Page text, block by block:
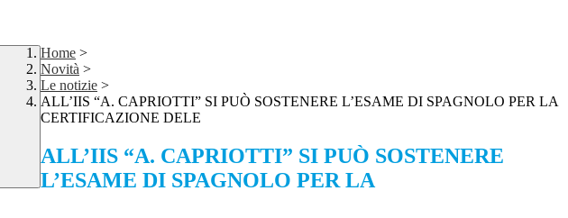
Home >
Novità >
Le notizie >
ALL’IIS “A. CAPRIOTTI” SI PUÒ SOSTENERE L’ESAME DI SPAGNOLO PER LA
CERTIFICAZIONE DELE
ALL’IIS “A. CAPRIOTTI” SI PUÒ SOSTENERE
L’ESAME DI SPAGNOLO PER LA